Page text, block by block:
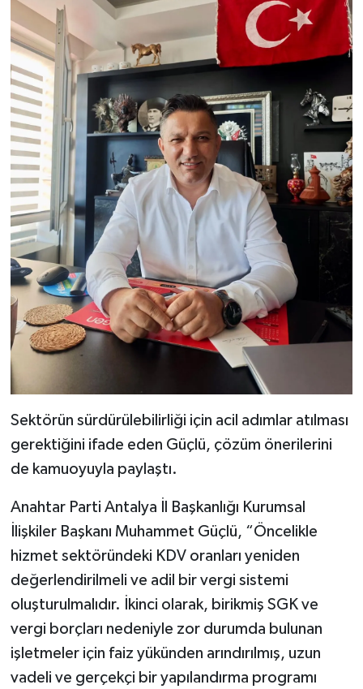
Sektörün sürdürülebilirliği için acil adımlar atılması
gerektiğini ifade eden Güçlü, çözüm önerilerini
de kamuoyuyla paylaştı.
Anahtar Parti Antalya İl Başkanlığı Kurumsal
İlişkiler Başkanı Muhammet Güçlü, “Öncelikle
hizmet sektöründeki KDV oranları yeniden
değerlendirilmeli ve adil bir vergi sistemi
oluşturulmalıdır. İkinci olarak, birikmiş SGK ve
vergi borçları nedeniyle zor durumda bulunan
işletmeler için faiz yükünden arındırılmış, uzun
vadeli ve gerçekçi bir yapılandırma programı